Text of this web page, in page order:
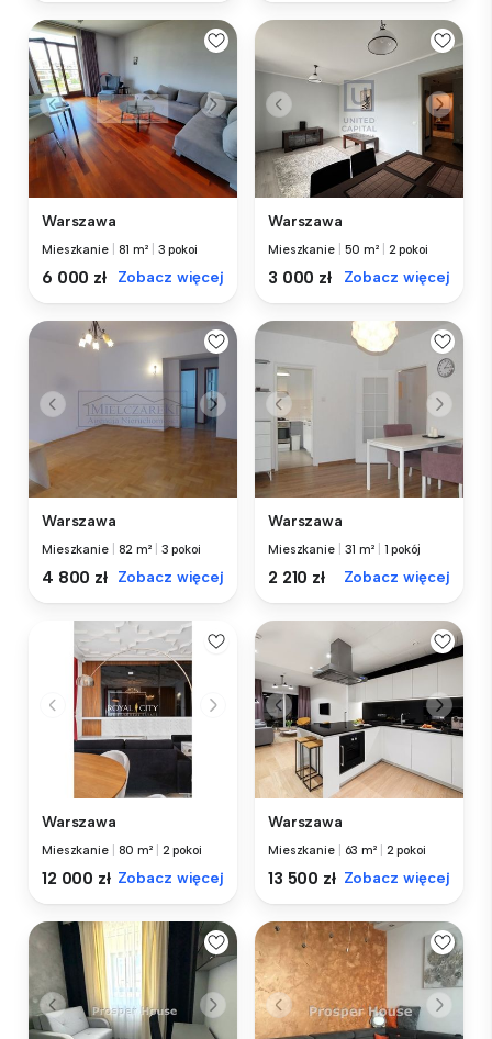
Warszawa
Mieszkanie 81 m² 3 pokoi
6 000 zł Zobacz więcej
Warszawa
Mieszkanie 50 m² 2 pokoi
3 000 zł Zobacz więcej
Warszawa
Mieszkanie 82 m² 3 pokoi
4 800 zł Zobacz więcej
Warszawa
Mieszkanie 31 m² 1 pokój
2 210 zł Zobacz więcej
Warszawa
Mieszkanie 80 m² 2 pokoi
12 000 zł Zobacz więcej
Warszawa
Mieszkanie 63 m² 2 pokoi
13 500 zł Zobacz więcej